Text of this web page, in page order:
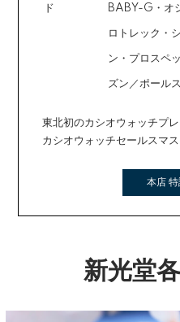
ド BABY-G・オ
ロトレック・
ン・プロスペ
ズン／ポール
東北初のカシオウォッチプ
カシオウォッチセールスマ
本店
新光堂